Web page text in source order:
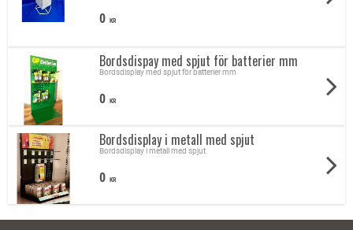
0 KR
Bordsdispay med spjut för batterier mm
Bordsdisplay med spjut för batterier mm
0 KR
Bordsdisplay i metall med spjut
Bordsdisplay i metall med spjut
0 KR